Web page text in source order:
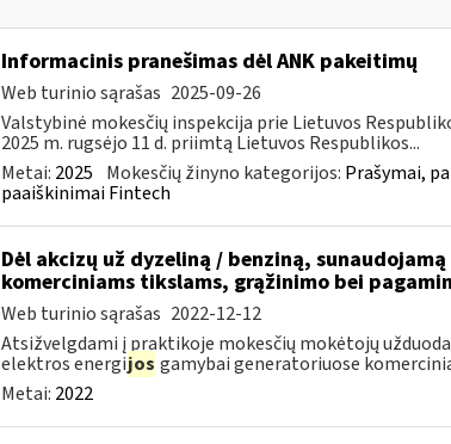
Informacinis pranešimas dėl ANK pakeitimų
Web turinio sąrašas 2025-09-26
Valstybinė mokesčių inspekcija prie Lietuvos
2025 m. rugsėjo 11 d. priimtą Lietuvos Respublikos...
Metai: 2025 Mokesčių žinyno kategorijos: Prašymai,
paaiškinimai Fintech
Dėl akcizų už dyzeliną / benziną,
komerciniams tikslams, grąžinimo bei
Web turinio sąrašas 2022-12-12
Atsižvelgdami į praktikoje mokesčių mokėtojų
elektros energijos gamybai generatoriuose
Metai: 2022